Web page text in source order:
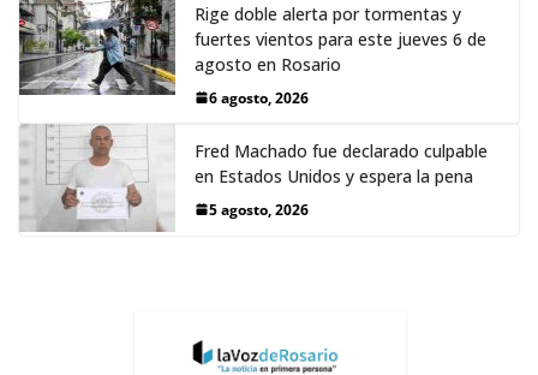
Rige doble alerta por tormentas y
fuertes vientos para este jueves 6 de
agosto en Rosario
6 agosto, 2026
Fred Machado fue declarado culpable
en Estados Unidos y espera la pena
5 agosto, 2026